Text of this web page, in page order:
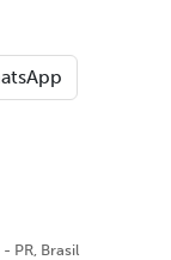
PR, Brasil